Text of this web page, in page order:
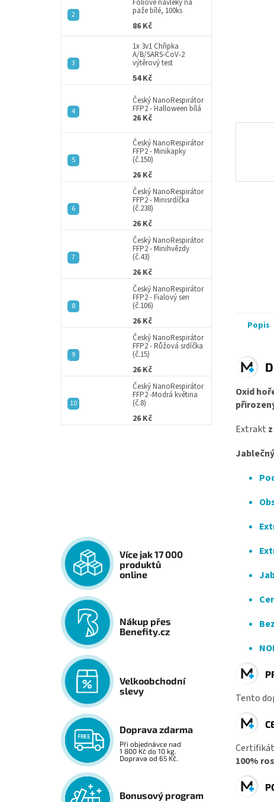
paže bílé, 100ks
86 Kč
1x 3v1 Chřipka
A/B/SARS-CoV-2
výtěrový test
54 Kč
Český NanoRespirátor
FFP2 - Halloween bílá
26 Kč
Český NanoRespirátor
FFP2 - Minikapky
(č.150)
26 Kč
Český NanoRespirátor
FFP2 - Minisrdíčka
(č.238)
26 Kč
Český NanoRespirátor
FFP2 - Minihvězdy
(č.43)
26 Kč
Český NanoRespirátor
FFP2 - Fialový sen
(č.106)
26 Kč
Český NanoRespirátor
FFP2 - Růžová srdíčka
(č.15)
26 Kč
Český NanoRespirátor
FFP2 -Modrá květina
(č.8)
26 Kč
Více jak 17 000
produktů
online
Nákup přes
Benefity.cz
Velkoobchodní
slevy
Doprava zdarma
Při objednávce nad
1 800 Kč do 10 kg.
Doprava od 65 Kč.
Bonusový program
Popis
Oxid
Extrakt
Tento
Certifikát
100%